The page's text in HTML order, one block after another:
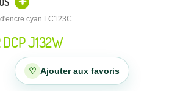
cyan LC123C
DCP J132W
♡ Ajouter aux favoris